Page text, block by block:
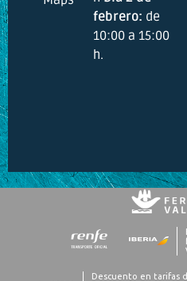
febrero: de
10:00 a 15:00
h.